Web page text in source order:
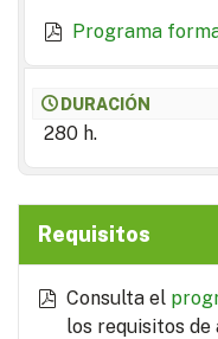
Programa
DURACIÓN
280 h.
Requisitos
Consulta el
los requisitos de